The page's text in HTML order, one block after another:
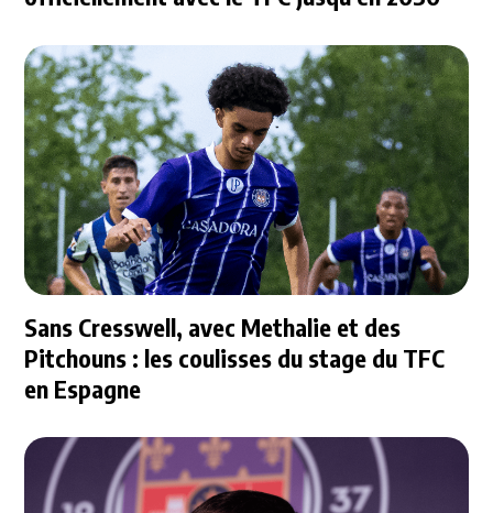
Sans Cresswell, avec Methalie et des
Pitchouns : les coulisses du stage du TFC
en Espagne